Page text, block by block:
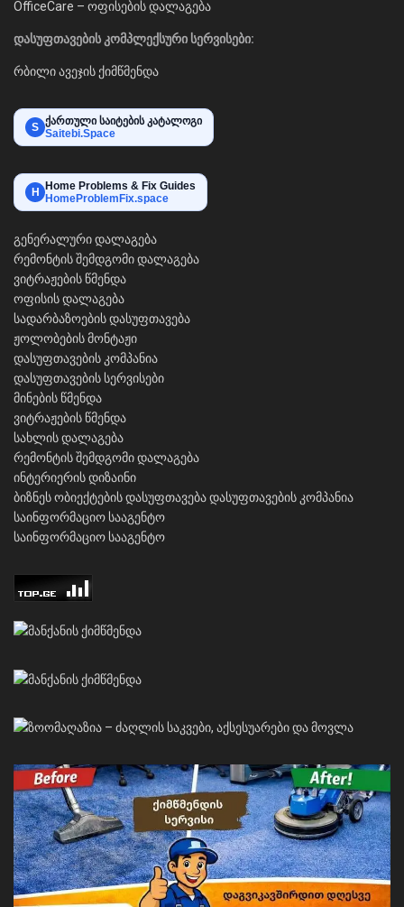
OfficeCare – ოფისების დალაგება
დასუფთავების კომპლექსური სერვისები:
რბილი ავეჯის ქიმწმენდა
S ქართული საიტების კატალოგი
Saitebi.Space
H
Home Problems & Fix Guides
HomeProblemFix.space
გენერალური დალაგება
რემონტის შემდგომი დალაგება
ვიტრაჟების წმენდა
ოფისის დალაგება
სადარბაზოების დასუფთავება
ჟოლობების მონტაჟი
დასუფთავების კომპანია
დასუფთავების სერვისები
მინების წმენდა
ვიტრაჟების წმენდა
სახლის დალაგება
რემონტის შემდგომი დალაგება
ინტერიერის დიზაინი
ბიზნეს ობიექტების დასუფთავებადასუფთავების კომპანია
საინფორმაციო სააგენტო
საინფორმაციო სააგენტო